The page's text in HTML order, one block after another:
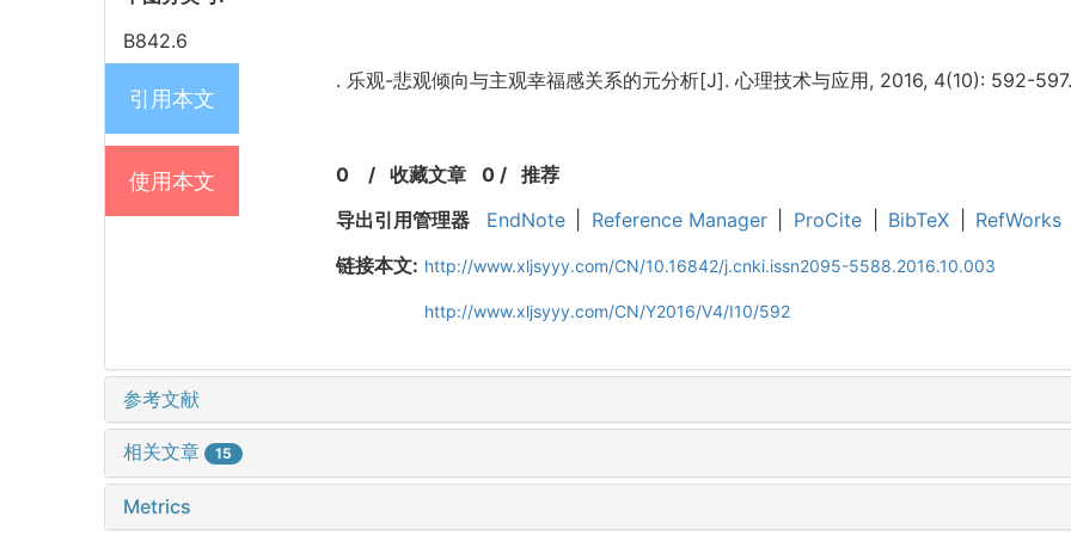
B842.6
引用本文
. 乐观-悲观倾向与主观幸福感关系的元分析[J]. 心理技术与应用, 2016, 4(10): 592-597.
使用本文 0 / 收藏文章 0/ 推荐
导出引用管理器
EndNote Reference Manager ProCite BibTeX
RefWorks
链接本文: http://www.xljsyyy.com/CN/10.16842/j.cnki.issn2095-5588.2016.10.003
http://www.xljsyyy.com/CN/Y2016/V4/I10/592
参考文献
相关文章 15
Metrics